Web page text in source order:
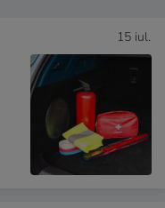
15 iul.